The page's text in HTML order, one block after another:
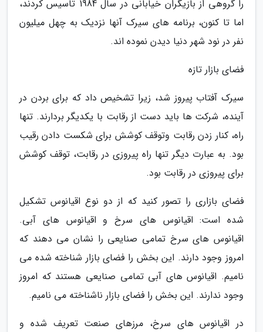
را گروهی از بازیگران خیابانی در سال 1984 تاسیس کردند،
اما تا کنون، برنامه های سیرک آنها نزدیک به چهل میلیون
نفر در نود شهر دنیا دیدن نموده اند.
فضای بازار تازه
سیرک آفتاب پیروز شد، زیرا تشخیص داد که برای بردن در
آینده، شرکت ها باید دست از رقابت با یکدیگر بردارند. تنها
راه، کنار زدن رقابت وتوقف کوشش برای شکست دادن رقیب
بود. به عبارت دیگر تنها راه پیروزی در رقابت، توقف کوشش
برای پیروزی در رقابت بود.
فضای بازاری را تصور کنید که از دو نوع اقیانوس تشکیل
شده است: اقیانوس های سرخ و اقیانوس های آبی.
اقیانوس های سرخ تمامی صنایعی را نشان می دهند که
امروز وجود دارند. این بخش را فضای بازار شناخته شده می
نامیم. اقیانوس های آبی تمامی صنایعی هستند که امروز
وجود ندارند. این بخش را فضای بازار ناشناخته می نامیم.
در اقیانوس های سرخ، مرزهای صنعت تعریف شده و